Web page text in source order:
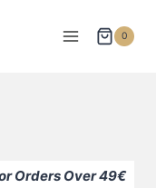
0
Orders Over 49€